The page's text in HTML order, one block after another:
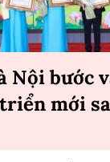
Nội bước
mới